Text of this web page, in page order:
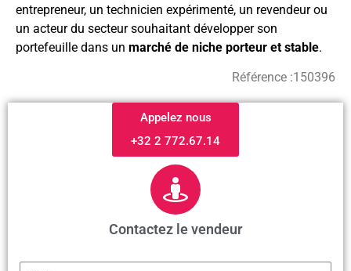
entrepreneur, un technicien expérimenté, un revendeur ou
un acteur du secteur souhaitant développer son
portefeuille dans un marché de niche porteur et stable.
Référence :150396
Appelez nous
+32 2 772.67.14
Contactez le vendeur